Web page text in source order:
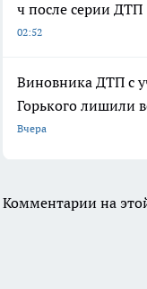
ч после серии ДТП
02:52
Виновника ДТП с
Горького лишили
Вчера
Комментарии на